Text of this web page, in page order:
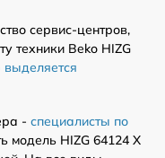
сервис-центров,
техники Beko HIZG
- специалисты по
модель HIZG 64124 X